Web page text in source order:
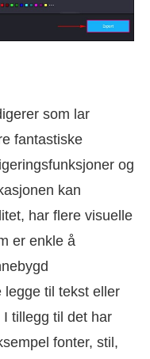
som lar
fantastiske
og
kan
har flere visuelle
er enkle å
legge til tekst eller
tillegg til det har
fonter, stil,